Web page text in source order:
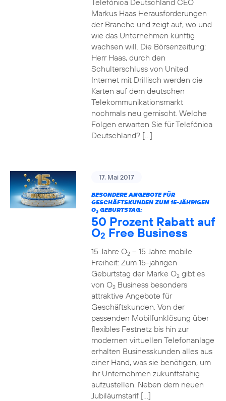
Telefónica Deutschland CEO
Markus Haas Herausforderungen
der Branche und zeigt auf, wo und
wie das Unternehmen künftig
wachsen will. Die Börsenzeitung:
Herr Haas, durch den
Schulterschluss von United
Internet mit Drillisch werden die
Karten auf dem deutschen
Telekommunikationsmarkt
nochmals neu gemischt. Welche
Folgen erwarten Sie für Telefónica
Deutschland? […]
17. Mai 2017
BESONDERE ANGEBOTE FÜR
GESCHÄFTSKUNDEN ZUM 15-JÄHRIGEN
O2GEBURTSTAG:
50 Prozent Rabatt auf
O2 Free Business
15 Jahre O2– 15 Jahre mobile
Freiheit: Zum 15-jährigen
Geburtstag der Marke O2gibt es
von O2Business besonders
attraktive Angebote für
Geschäftskunden. Von der
passenden Mobilfunklösung über
flexibles Festnetz bis hin zur
modernen virtuellen Telefonanlage
erhalten Businesskunden alles aus
einer Hand, was sie benötigen, um
ihr Unternehmen zukunftsfähig
aufzustellen. Neben dem neuen
Jubiläumstarif […]